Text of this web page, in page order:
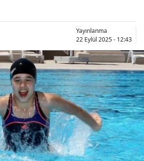
Bolu
Burdur
Bursa
Çanakkale
Çankırı
Çorum
Yayınlanma
22 Eylül 2025 - 12:43